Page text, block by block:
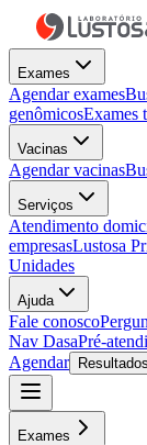
Exames
Agendar exames
genômicosExames
Vacinas
Agendar vacinas
Serviços
Atendimento
empresasLustosa
Unidades
Ajuda
Fale conosco
Nav DasaPré-
Agendar
Resultados
Exames